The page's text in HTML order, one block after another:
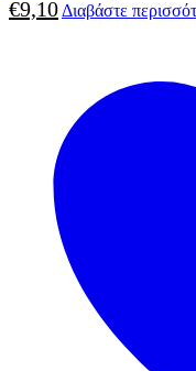
€9,10 Διαβάστε